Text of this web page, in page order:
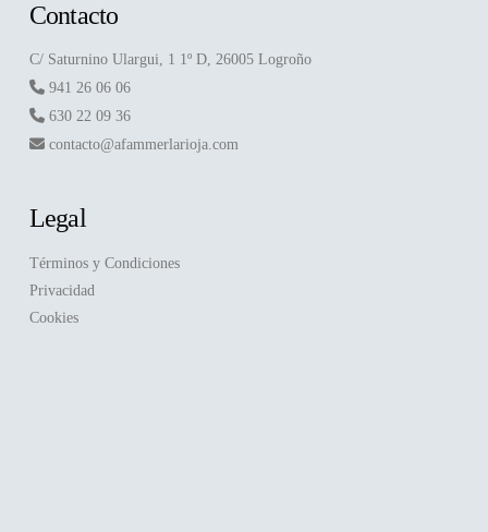
Contacto
C/ Saturnino Ulargui, 1 1º D, 26005 Logroño
941 26 06 06
630 22 09 36
contacto@afammerlarioja.com
Legal
Términos y Condiciones
Privacidad
Cookies